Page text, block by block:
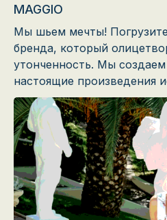
MAGGIO
Мы шьем мечты!
бренда, который
утонченность. Мы
настоящие произведения